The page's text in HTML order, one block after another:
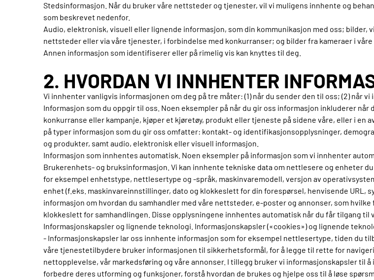
Stedsinformasjon. Når du bruker våre nettsteder og tjenester, vil vi muligens innhente og
som beskrevet nedenfor.
Audio, elektronisk, visuell eller lignende informasjon, som din kommunikasjon med oss;
nettsteder eller via våre tjenester, i forbindelse med konkurranser; og bilder fra kameraer i
Annen informasjon som identifiserer eller på rimelig vis kan knyttes til deg.
2. HVORDAN VI INNHENTER
Vi innhenter vanligvis informasjonen om deg på tre måter: (1) når du sender den til oss; (2) når
Informasjon som du oppgir til oss. Noen eksempler på når du gir oss informasjon inkluderer
konkurranse eller kampanje, kjøper et kjøretøy, produkt eller tjeneste på sidene våre, eller i en
på typer informasjon som du gir oss omfatter: kontakt- og identifikasjonsopplysninger,
og produkter, samt audio, elektronisk eller visuell informasjon.
Informasjon som innhentes automatisk. Noen eksempler på informasjon som vi innhenter
Brukerenhets- og bruksinformasjon. Vi kan innhente tekniske data om nettlesere og enheter
for eksempel enhetstype, nettlesertype og -språk, maskinvaremodell, versjon av
enhet (f.eks. maskinvareinnstillinger, dato og klokkeslett for din forespørsel, henvisende URL,
informasjon om hvordan du samhandler med våre nettsteder, e-poster og annonser, som
klokkeslett for samhandlingen. Disse opplysningene innhentes automatisk når du får tilgang til
Informasjonskapsler og lignende teknologi. Informasjonskapsler («cookies») og lignende
- Informasjonskapsler lar oss innhente informasjon som for eksempel nettlesertype, tiden du
våre tjenestetilbydere bruker informasjonen til sikkerhetsformål, for å legge til rette for
nettopplevelse, vår markedsføring og våre annonser. I tillegg bruker vi informasjonskapsler til
forbedre deres utforming og funksjoner, forstå hvordan de brukes og hjelpe oss til å løse